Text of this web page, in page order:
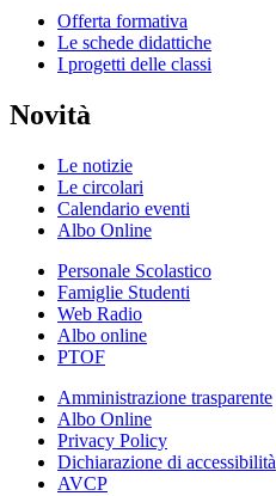
Offerta formativa
Le schede didattiche
I progetti delle classi
Novità
Le notizie
Le circolari
Calendario eventi
Albo Online
Personale Scolastico
Famiglie Studenti
Web Radio
Albo online
PTOF
Amministrazione trasparente
Albo Online
Privacy Policy
Dichiarazione di accessibilità
AVCP